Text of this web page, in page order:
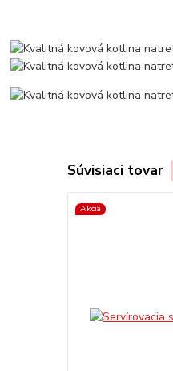
Súvisiaci tovar
Akcia